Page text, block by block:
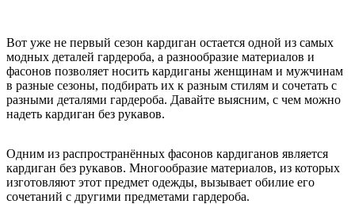
Вот уже не первый сезон кардиган остается одной из самых
модных деталей гардероба, а разнообразие материалов и
фасонов позволяет носить кардиганы женщинам и мужчинам
в разные сезоны, подбирать их к разным стилям и сочетать с
разными деталями гардероба. Давайте выясним, с чем можно
надеть кардиган без рукавов.
Одним из распространённых фасонов кардиганов является
кардиган без рукавов. Многообразие материалов, из которых
изготовляют этот предмет одежды, вызывает обилие его
сочетаний с другими предметами гардероба.